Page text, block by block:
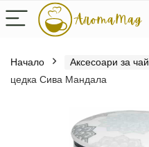
Начало Аксесоари за чай
цедка Сива Мандала